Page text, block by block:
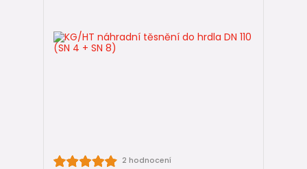
2 hodnocení